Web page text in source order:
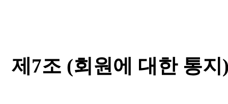
제7조 (회원에 대한 통지